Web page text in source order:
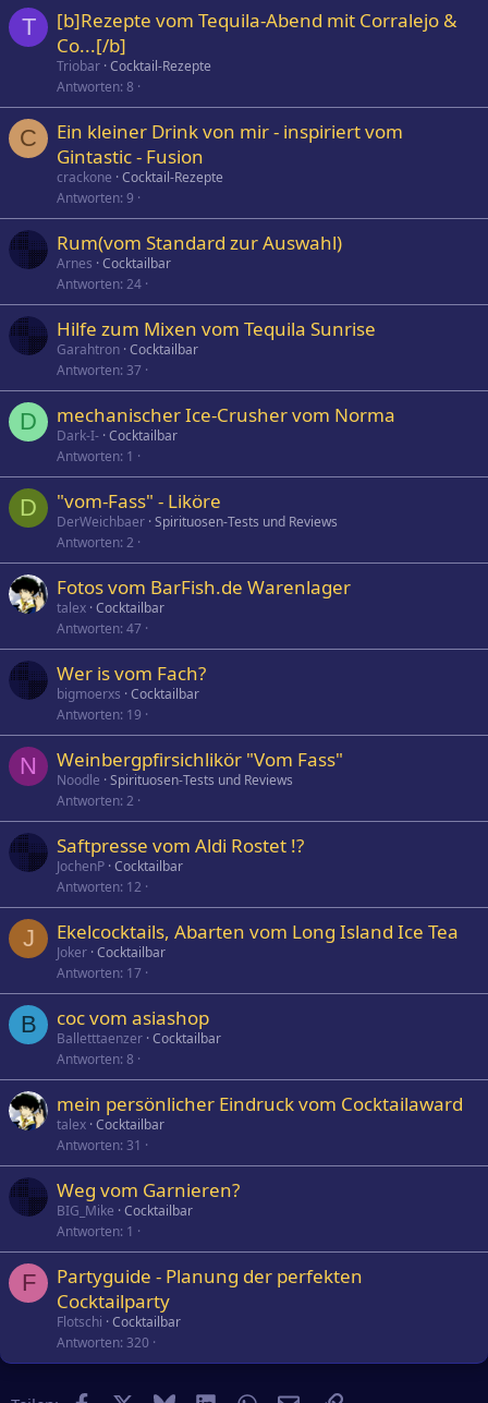
T
[b]Rezepte vom Tequila-Abend mit Corralejo &
Co...[/b]
Triobar Cocktail-Rezepte
Antworten 8
C
Ein kleiner Drink von mir - inspiriert vom
Gintastic - Fusion
crackone Cocktail-Rezepte
Antworten 9
Rum(vom Standard zur Auswahl)
Arnes Cocktailbar
Antworten 24
Hilfe zum Mixen vom Tequila Sunrise
Garahtron Cocktailbar
Antworten 37
D mechanischer Ice-Crusher vom Norma
Dark-I- Cocktailbar
Antworten 1
D "vom-Fass" - Liköre
DerWeichbaer Spirituosen-Tests und Reviews
Antworten 2
Fotos vom BarFish.de Warenlager
talex Cocktailbar
Antworten 47
Wer is vom Fach?
bigmoerxs Cocktailbar
Antworten 19
N Weinbergpfirsichlikör "Vom Fass"
Noodle Spirituosen-Tests und Reviews
Antworten 2
Saftpresse vom Aldi Rostet !?
JochenP Cocktailbar
Antworten 12
J Ekelcocktails, Abarten vom Long Island Ice Tea
Joker Cocktailbar
Antworten 17
B coc vom asiashop
Balletttaenzer Cocktailbar
Antworten 8
mein persönlicher Eindruck vom Cocktailaward
talex Cocktailbar
Antworten 31
Weg vom Garnieren?
BIG_Mike Cocktailbar
Antworten 1
F
Partyguide - Planung der perfekten
Cocktailparty
Flotschi Cocktailbar
Antworten 320